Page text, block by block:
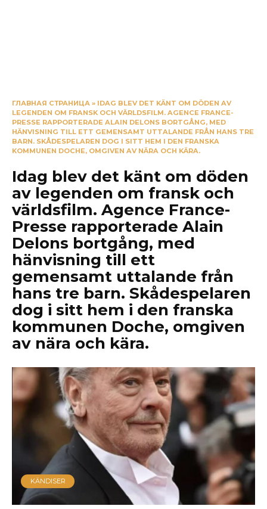
ГЛАВНАЯ СТРАНИЦА » IDAG BLEV DET KÄNT OM DÖDEN AV
LEGENDEN OM FRANSK OCH VÄRLDSFILM. AGENCE FRANCE-
PRESSE RAPPORTERADE ALAIN DELONS BORTGÅNG, MED
HÄNVISNING TILL ETT GEMENSAMT UTTALANDE FRÅN HANS TRE
BARN. SKÅDESPELAREN DOG I SITT HEM I DEN FRANSKA
KOMMUNEN DOCHE, OMGIVEN AV NÄRA OCH KÄRA.
Idag blev det känt om döden
av legenden om fransk och
världsfilm. Agence France-
Presse rapporterade Alain
Delons bortgång, med
hänvisning till ett
gemensamt uttalande från
hans tre barn. Skådespelaren
dog i sitt hem i den franska
kommunen Doche, omgiven
av nära och kära.
KÄNDISER